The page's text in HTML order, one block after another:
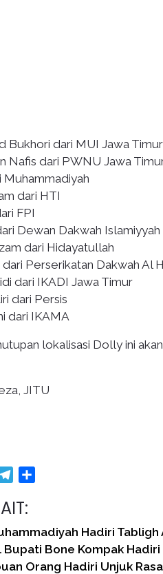
Bukhori dari MUI Jawa Timur
Nafis dari PWNU Jawa
Muhammadiyah
dari HTI
FPI
Dewan Dakwah
dari Hidayatullah
Perserikatan Dakwah Al
dari IKADI Jawa Timur
dari Persis
dari IKAMA
lokalisasi Dolly ini
JITU
Telegram
Hadiri Tabligh
Bone Kompak Hadiri
Orang Hadiri Unjuk